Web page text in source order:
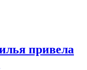
привела